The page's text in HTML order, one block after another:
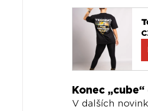
Konec
V dalších